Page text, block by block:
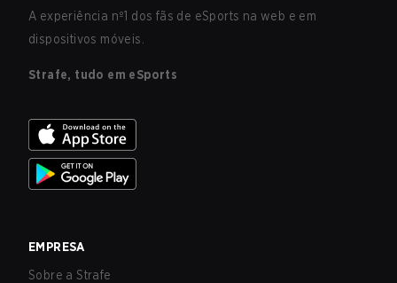
A experiência nº1 dos fãs de eSports na web e em
dispositivos móveis.
Strafe, tudo em eSports
EMPRESA
Sobre a Strafe